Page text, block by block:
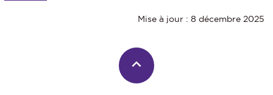
Mise à jour : 8 décembre 2025